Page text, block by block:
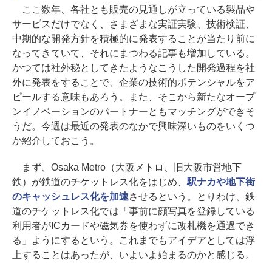
ここ数年、各社とも販売の見通しが立っている製品や
サービスだけでなく、さまざまな実証実験、技術検証、
中期的な開発方針を積極的に発表することが当たり前に
なってきていて、それにまつわる記事も増加している。
かつては社外秘としてきたようなこうした開発過程を社
外に発表をすることで、企業の技術的ポテンシャルをア
ピールする意味もあろう。また、そこから新たなオープ
ンイノベーションのパートナーともマッチングができそ
うだ。今週は最近の発表のなかで興味深いものをいくつ
か紹介しておこう。
まず、Osaka Metro（大阪メトロ、旧大阪市営地下
鉄）が鉄道のチケットレス化をはじめ、 駅ナカや地下街
のキャッシュレス化を加速させるという。とりわけ、鉄
道のチケットレス化では「事前に顔写真を登録している
利用者がICカードや磁気券を使わずに改札機を通過でき
る」ようにするという。これまでもアイデアとしては浮
上することはあったが、いよいよ始まるのかと感じる。